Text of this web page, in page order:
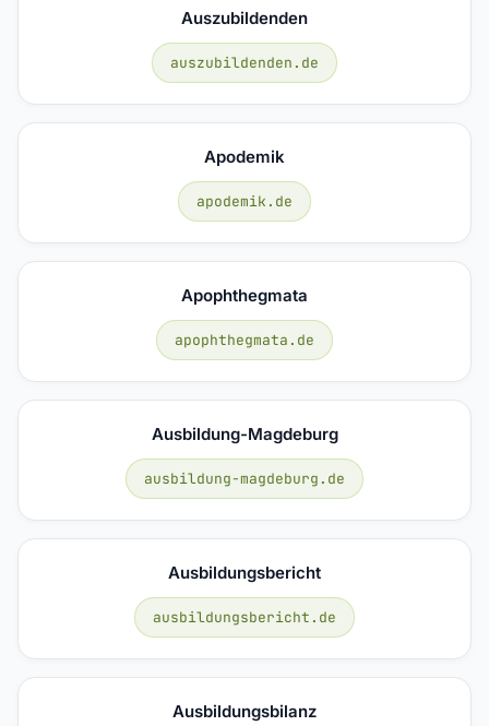
Auszubildenden
auszubildenden.de
Apodemik
apodemik.de
Apophthegmata
apophthegmata.de
Ausbildung-Magdeburg
ausbildung-magdeburg.de
Ausbildungsbericht
ausbildungsbericht.de
Ausbildungsbilanz